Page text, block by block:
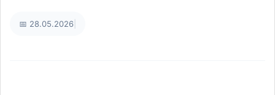
📅 28.05.2026